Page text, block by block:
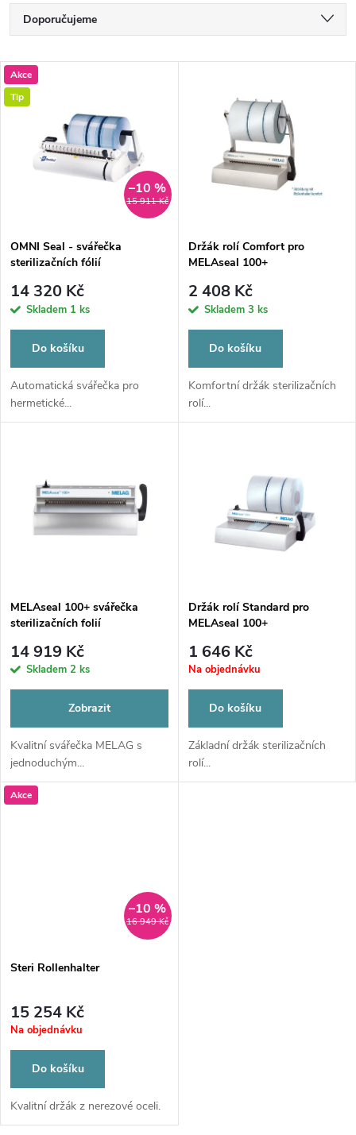
Ř
a
z
p
r
o
d
u
Doporučujeme
Nejdražší
Nejprodávanější
Abecedně
V
ý
s
p
r
o
d
u
Akce
Tip
15 911 Kč
–10 %
OMNI Seal - svářečka
sterilizačních fólií
14 320 Kč
Skladem 1 ks
Do košíku
Automatická svářečka pro
hermetické...
Držák rolí Comfort pro
MELAseal 100+
2 408 Kč
Skladem 3 ks
Do košíku
Komfortní držák sterilizačních
rolí...
MELAseal 100+ svářečka
sterilizačních folií
14 919 Kč
Skladem 2 ks
Zobrazit
Kvalitní svářečka MELAG s
jednoduchým...
Držák rolí Standard pro
MELAseal 100+
1 646 Kč
Na objednávku
Do košíku
Základní držák sterilizačních
rolí...
Akce
16 949 Kč
–10 %
Steri Rollenhalter
15 254 Kč
Na objednávku
Do košíku
Kvalitní držák z nerezové oceli.